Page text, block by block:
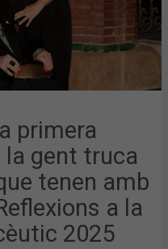
primera
gent truca
tenen amb
a la
2025